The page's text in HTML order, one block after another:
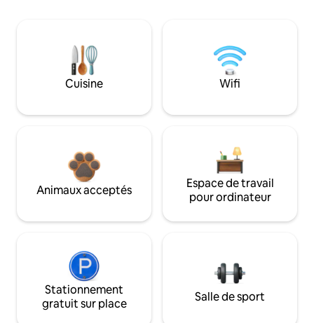
Cuisine Wifi
Animaux acceptés
Espace de travail
pour ordinateur
Stationnement
gratuit sur place
Salle de sport